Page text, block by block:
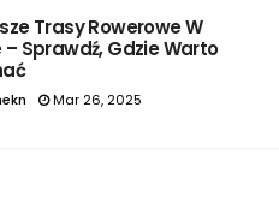
Trasy Rowerowe W
– Sprawdź, Gdzie Warto
Mar 26, 2025